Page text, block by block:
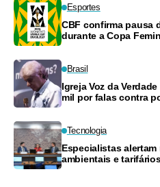
Esportes
CBF confirma pausa
durante a Copa
Brasil
Igreja Voz da
mil por falas contra
Tecnologia
Especialistas
ambientais e